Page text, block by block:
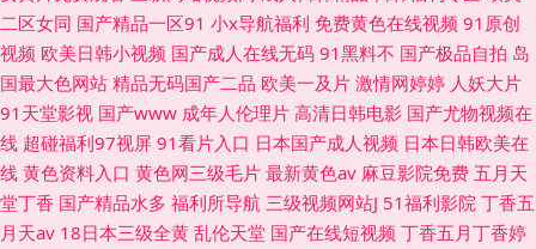
二区女同 国产精品一区91 小x导航福利 免费黄色在线视频 91原创
视频 欧美日韩小视频 国产成人在线无码 91黑料不 国产极品自拍 岛
国最大色网站 精品无码国产二品 欧美一及片 激情网婷婷 人妖大片
91天堂影视 国产www 成年人伦理片 高清日韩电影 国产尤物视频在
线 超碰福利97视屏 91看片入口 日本国产成人视频 日本日韩欧美在
线 黄色资料入口 黄色网三级毛片 最新黄色av 麻豆影院免费 五月天
堂丁香 国产精品水多 福利所导航 三级视频网站J 51福利影院 丁香五
月天av 18日本三级全黄 乱伦天堂 国产在线短视频 丁香五月丁香婷